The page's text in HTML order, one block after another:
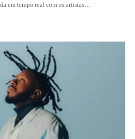
em tempo real com os artistas…